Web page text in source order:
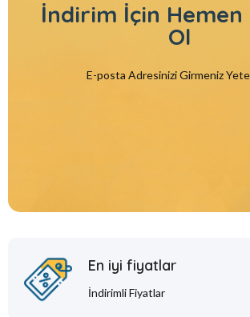
İndirim İçin
Ol
E-posta Adresinizi Girmeniz
En iyi fiyatlar
İndirimli Fiyatlar